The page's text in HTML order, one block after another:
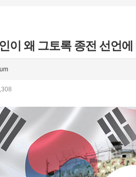
이 왜 그토록 종전 선언